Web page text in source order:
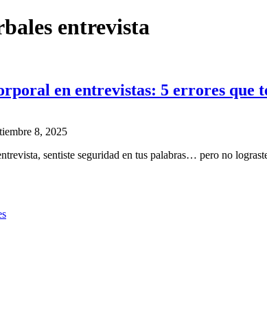
entrevista
en entrevistas: 5 errores que
8, 2025
sentiste seguridad en tus palabras… pero no